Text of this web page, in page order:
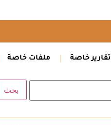
تقارير خاصة ملفات خاصة